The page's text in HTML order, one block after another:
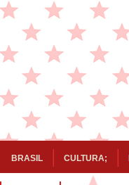
BRASIL CULTURA;